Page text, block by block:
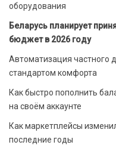
оборудования
Беларусь планирует
бюджет в 2026 году
Автоматизация частного
стандартом комфорта
Как быстро пополнить
на своём аккаунте
Как маркетплейсы
последние годы